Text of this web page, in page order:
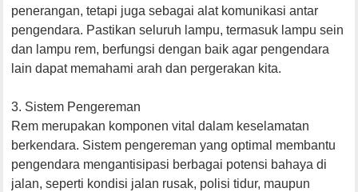
penerangan, tetapi juga sebagai alat komunikasi antar
pengendara. Pastikan seluruh lampu, termasuk lampu sein
dan lampu rem, berfungsi dengan baik agar pengendara
lain dapat memahami arah dan pergerakan kita.
3. Sistem Pengereman
Rem merupakan komponen vital dalam keselamatan
berkendara. Sistem pengereman yang optimal membantu
pengendara mengantisipasi berbagai potensi bahaya di
jalan, seperti kondisi jalan rusak, polisi tidur, maupun